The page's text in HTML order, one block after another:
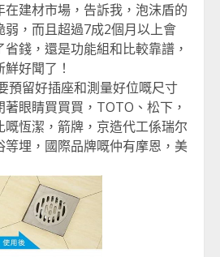
在建材市場，告訴我，泡沫盾的
弱，而且超過7成2個月以上會
錢，還是功能組和比較靠譜，
好聞了！
預留好插座和測量好位嘅尺寸
眼睛買買買，TOTO、松下，
嘅恆潔，箭牌，京造代工係瑞尔
等埋，國際品牌嘅仲有摩恩，美